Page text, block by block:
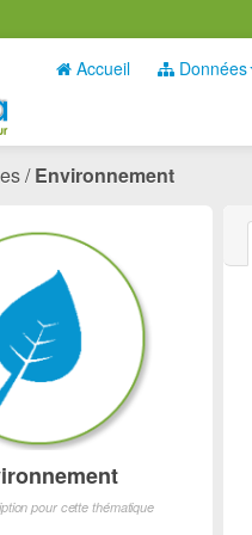
Accueil Données
Environnement
pour cette thématique